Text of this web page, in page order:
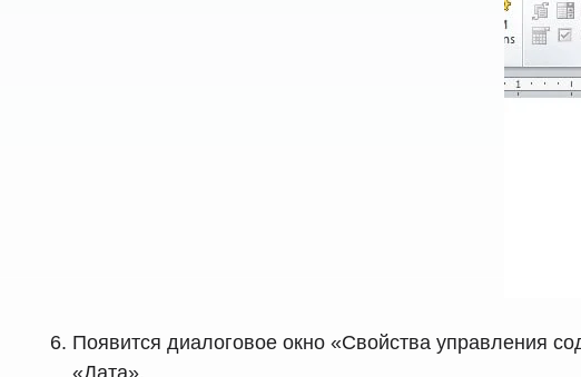
Появится диалоговое окно «Свойства управления
«Дата».